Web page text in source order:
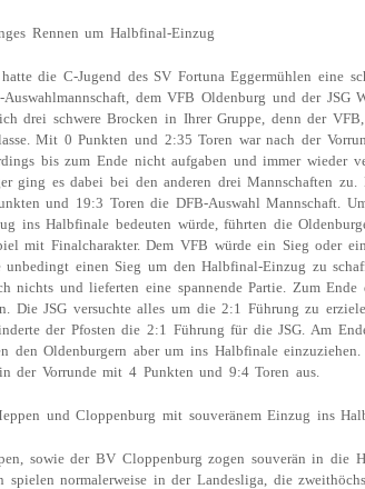
Rennen um Halbfinal-Einzug
die C-Jugend des SV Fortuna Eggermühlen eine
dem VFB Oldenburg und der JSG
drei schwere Brocken in Ihrer Gruppe, denn der
Mit 0 Punkten und 2:35 Toren war nach der
bis zum Ende nicht aufgaben und immer wieder
ging es dabei bei den anderen drei Mannschaften zu.
und 19:3 Toren die DFB-Auswahl Mannschaft.
ins Halbfinale bedeuten würde, führten die
mit Finalcharakter. Dem VFB würde ein Sieg oder
unbedingt einen Sieg um den Halbfinal-Einzug zu
nichts und lieferten eine spannende Partie. Zum Ende
Die JSG versuchte alles um die 2:1 Führung zu
der Pfosten die 2:1 Führung für die JSG. Am
den Oldenburgern aber um ins Halbfinale
der Vorrunde mit 4 Punkten und 9:4 Toren aus.
und Cloppenburg mit souveränem Einzug ins
sowie der BV Cloppenburg zogen souverän in die
spielen normalerweise in der Landesliga, die